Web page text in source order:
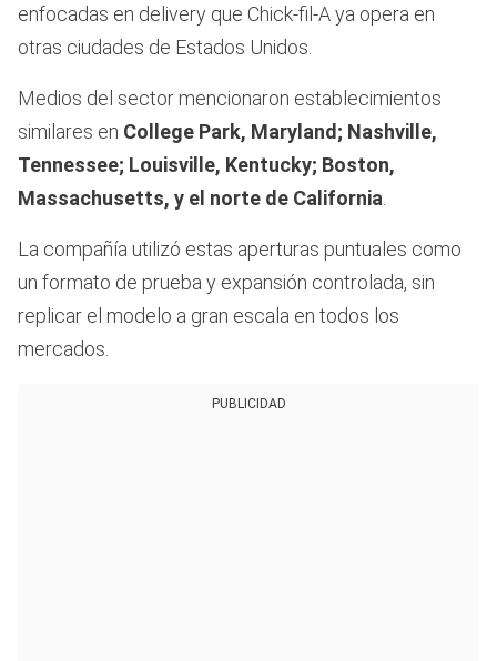
enfocadas en delivery que Chick-fil-A ya opera en
otras ciudades de Estados Unidos.
Medios del sector mencionaron establecimientos
similares en College Park, Maryland; Nashville,
Tennessee; Louisville, Kentucky; Boston,
Massachusetts, y el norte de California
La compañía utilizó estas aperturas puntuales como
un formato de prueba y expansión controlada, sin
replicar el modelo a gran escala en todos los
mercados.
PUBLICIDAD